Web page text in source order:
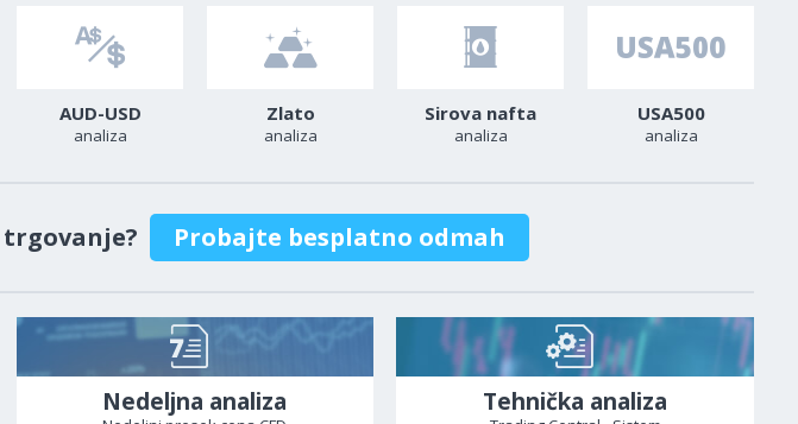
AUD-USD
analiza
Zlato
analiza
Sirova nafta
analiza
USA500
analiza
trgovanje? Probajte besplatno odmah
Nedeljna analiza Tehnička analiza